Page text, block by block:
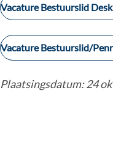
Vacature Bestuurslid
Vacature Bestuurslid/
Plaatsingsdatum: 24